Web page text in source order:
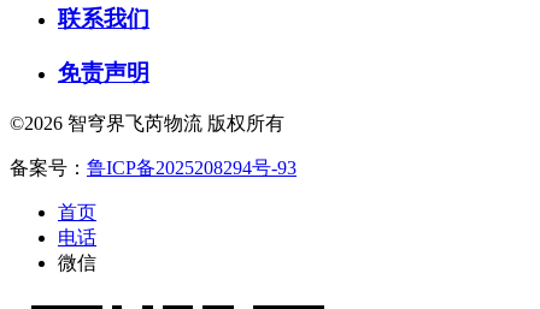
联系我们
免责声明
©2026 智穹界飞芮物流 版权所有
备案号： 鲁ICP备2025208294号-93
首页
电话
微信